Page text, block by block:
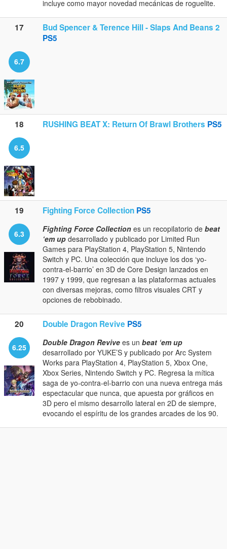
incluye como mayor novedad mecánicas de roguelite.
17
Bud Spencer & Terence Hill - Slaps And Beans 2
PS5
6.7
18 RUSHING BEAT X: Return Of Brawl Brothers PS5
6.5
19 Fighting Force Collection PS5
6.3 Fighting Force Collection es un recopilatorio de beat
‘em up desarrollado y publicado por Limited Run
Games para PlayStation 4, PlayStation 5, Nintendo
Switch y PC. Una colección que incluye los dos ‘yo-
contra-el-barrio’ en 3D de Core Design lanzados en
1997 y 1999, que regresan a las plataformas actuales
con diversas mejoras, como filtros visuales CRT y
opciones de rebobinado.
20 Double Dragon Revive PS5
6.25 Double Dragon Revive es un beat ‘em up
desarrollado por YUKE’S y publicado por Arc System
Works para PlayStation 4, PlayStation 5, Xbox One,
Xbox Series, Nintendo Switch y PC. Regresa la mítica
saga de yo-contra-el-barrio con una nueva entrega más
espectacular que nunca, que apuesta por gráficos en
3D pero el mismo desarrollo lateral en 2D de siempre,
evocando el espíritu de los grandes arcades de los 90.